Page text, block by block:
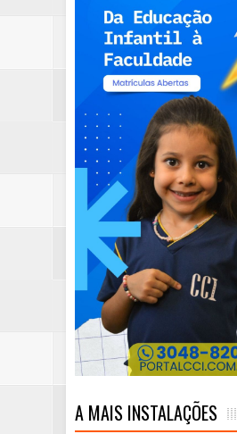
A MAIS INSTALAÇÕES